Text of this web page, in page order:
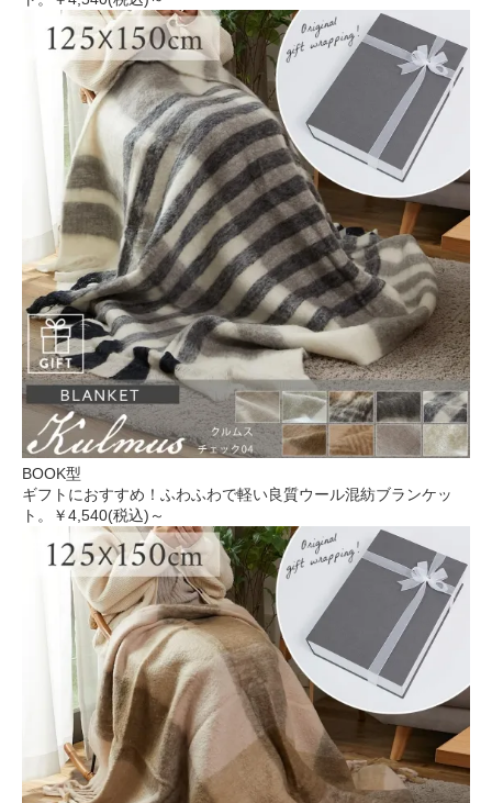
BOOK型
ギフトにおすすめ！ふわふわで軽い良質ウール混紡ブランケッ
ト。
￥4,540(税込)～